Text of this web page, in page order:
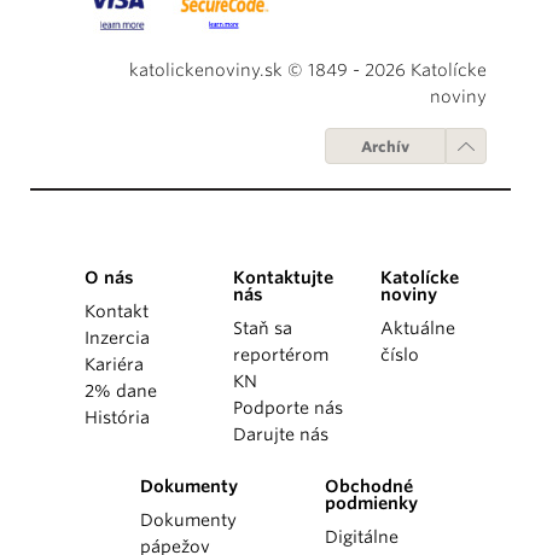
katolickenoviny.sk © 1849 - 2026 Katolícke
noviny
Archív
O nás
Kontakt
Inzercia
Kariéra
2% dane
História
Kontaktujte
nás
Staň sa
reportérom
KN
Podporte nás
Darujte nás
Katolícke
noviny
Aktuálne
číslo
Dokumenty
Dokumenty
pápežov
Obchodné
podmienky
Digitálne